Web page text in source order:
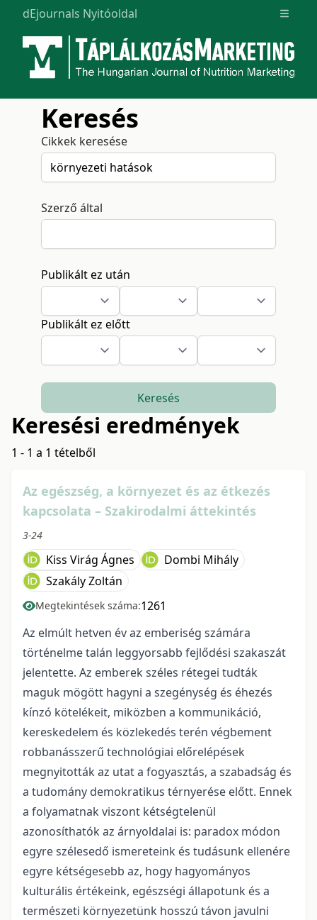
dEjournals Nyitóoldal Open
Keresés
Cikkek keresése
Szerző által
Publikált ez után
Publikált ez előtt
Keresés
Keresési eredmények
1 - 1 a 1 tételből
Az egészség, a környezet és az étkezés
kapcsolata – Szakirodalmi áttekintés
3-24
Kiss Virág Ágnes
Dombi Mihály
Szakály Zoltán
Megtekintések száma:1261
Az elmúlt hetven év az emberiség számára
történelme talán leggyorsabb fejlődési szakaszát
jelentette. Az emberek széles rétegei tudták
maguk mögött hagyni a szegénység és éhezés
kínzó kötelékeit, miközben a kommunikáció,
kereskedelem és közlekedés terén végbement
robbanásszerű technológiai előrelépések
megnyitották az utat a fogyasztás, a szabadság és
a tudomány demokratikus térnyerése előtt. Ennek
a folyamatnak viszont kétségtelenül
azonosíthatók az árnyoldalai is: paradox módon
egyre szélesedő ismereteink és tudásunk ellenére
egyre kétségesebb az, hogy hagyományos
kulturális értékeink, egészségi állapotunk és a
természeti környezetünk hosszú távon javulni